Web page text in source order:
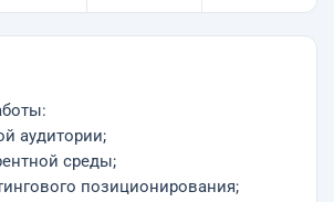
аудитории;
среды;
позиционирования;